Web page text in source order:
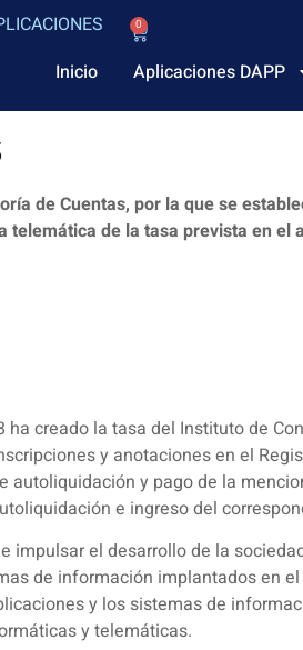
0
Inicio Aplicaciones DAPP
de Cuentas, por la que se
de la tasa prevista en
creado la tasa del Instituto de
y anotaciones en el
y pago de la
e ingreso del
impulsar el desarrollo de la
de información implantados en
y los sistemas de
y telemáticas.